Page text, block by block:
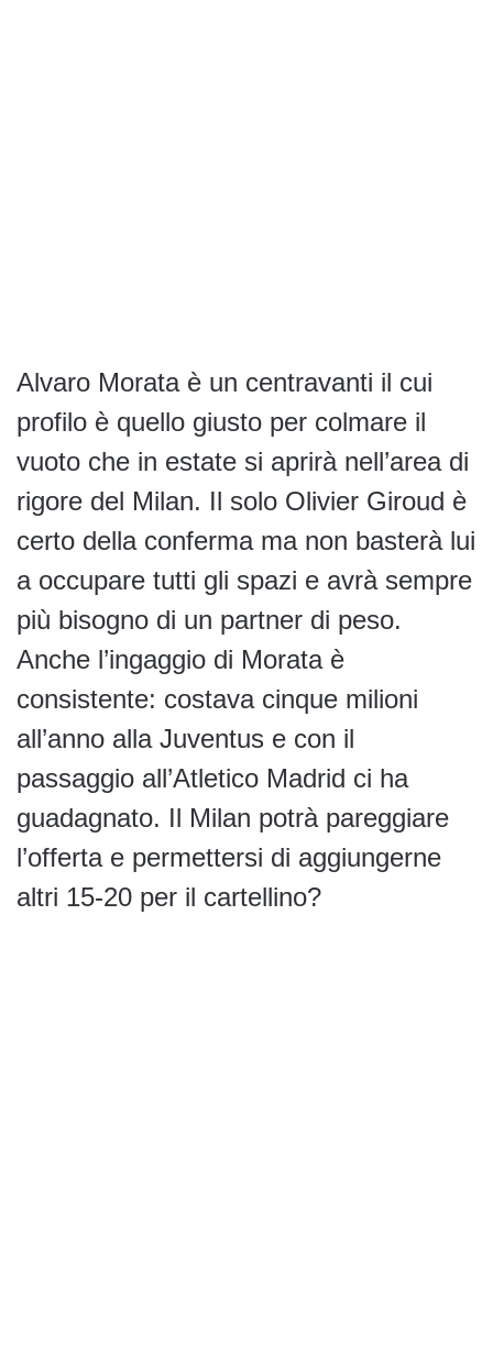
Alvaro Morata è un centravanti il cui
profilo è quello giusto per colmare il
vuoto che in estate si aprirà nell’area di
rigore del Milan. Il solo Olivier Giroud è
certo della conferma ma non basterà lui
a occupare tutti gli spazi e avrà sempre
più bisogno di un partner di peso.
Anche l’ingaggio di Morata è
consistente: costava cinque milioni
all’anno alla Juventus e con il
passaggio all’Atletico Madrid ci ha
guadagnato. Il Milan potrà pareggiare
l’offerta e permettersi di aggiungerne
altri 15-20 per il cartellino?